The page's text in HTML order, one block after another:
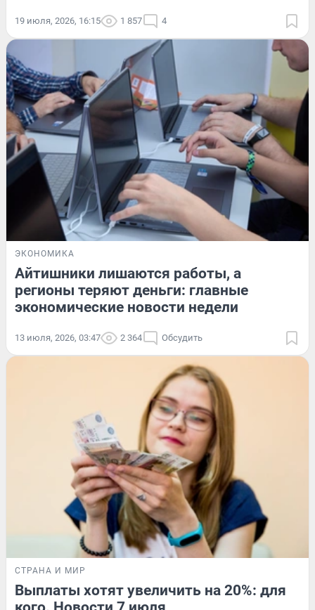
19 июля, 2026, 16:15 1 857 4
ЭКОНОМИКА
Айтишники лишаются работы, а
регионы теряют деньги: главные
экономические новости недели
13 июля, 2026, 03:47 2 364 Обсудить
СТРАНА И МИР
Выплаты хотят увеличить на 20%: для